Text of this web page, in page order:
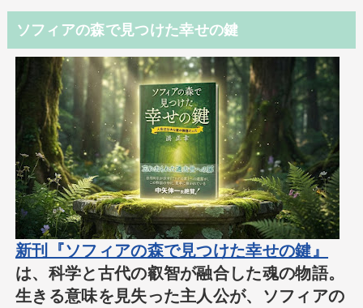
ソフィアの森で見つけた幸せの鍵
新刊『ソフィアの森で見つけた幸せの鍵』
は、科学と古代の叡智が融合した魂の物語。
生きる意味を見失った主人公が、ソフィアの